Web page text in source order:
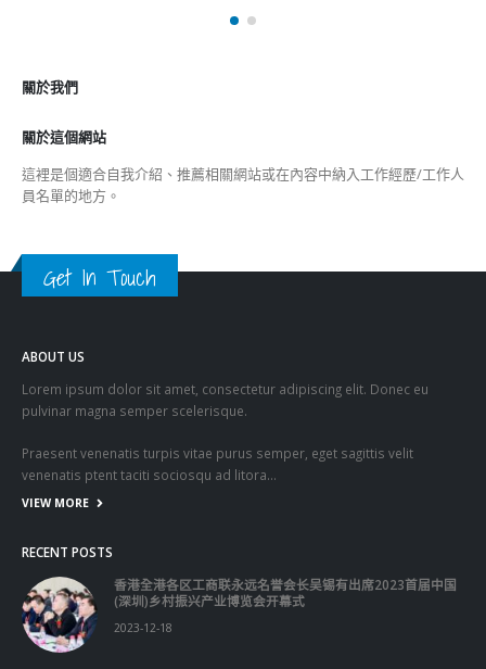
員名單的地方。
Get In Touch
ABOUT US
Praesent venenatis turpis vitae purus semper, eget sagittis velit
venenatis ptent taciti sociosqu ad litora…
RECENT POSTS
向均羚：打破美西方政治破壞 積極投入1210區議會選舉
2023-12-02